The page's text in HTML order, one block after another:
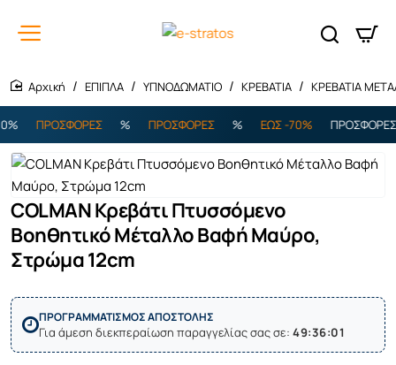
ΕΠΙΠΛΑ ΥΠΝΟΔΩΜΑΤΙΟ ΚΡΕΒΑΤΙΑ ΚΡΕΒΑΤΙΑ
ΠΡΟΣΦΟΡΕΣ ΠΡΟΣΦΟΡΕΣ ΕΩΣ -70% ΠΡΟΣΦΟΡΕΣ
COLMAN Κρεβάτι Πτυσσόμενο
Βοηθητικό Μέταλλο Βαφή Μαύρο,
Στρώμα 12cm
ΠΡΟΓΡΑΜΜΑΤΙΣΜΟΣ ΑΠΟΣΤΟΛΗΣ
Για άμεση διεκπεραίωση παραγγελίας σας σε: 49:36:01